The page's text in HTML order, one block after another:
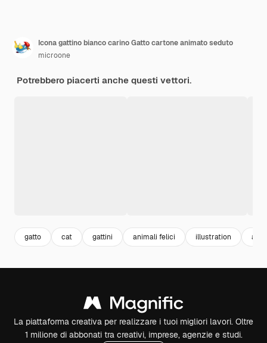
Icona gattino bianco carino Gatto cartone animato seduto
microone
Potrebbero piacerti anche questi vettori.
gatto cat gattini animali felici illustration
La piattaforma creativa per realizzare i tuoi migliori lavori. Oltre
1 milione di abbonati tra creativi, imprese, agenzie e studi.